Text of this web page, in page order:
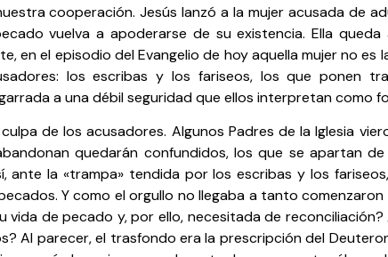
cooperación. Jesús lanzó a la mujer acusada de
vuelva a apoderarse de su existencia. Ella
en el episodio del Evangelio de hoy aquella mujer no es
los escribas y los fariseos, los que ponen
a una débil seguridad que ellos interpretan como
de los acusadores. Algunos Padres de la Iglesia
quedarán confundidos, los que se apartan
ante la «trampa» tendida por los escribas y los
Y como el orgullo no llegaba a tanto
de pecado y, por ello, necesitada de
Al parecer, el trasfondo era la prescripción del